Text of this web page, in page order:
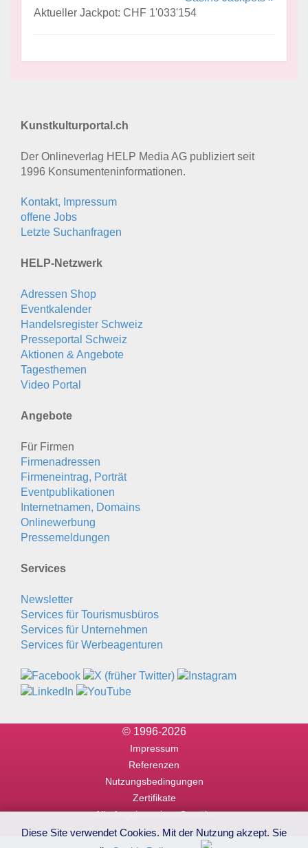
Aktueller Jackpot: CHF 1'033'154
Kunstkulturportal.ch
Der Onlineverlag HELP Media AG publiziert seit
1996 Konsumenten­informationen.
Kontakt, Impressum
offene Jobs
Letzte Suchanfragen
HELP-Netzwerk
Adressen Shop
Eventkalender
Handelsregister Schweiz
Presseportal Schweiz
Aktionen & Angebote
Tagesthemen
Video Portal
Angebote
Für Firmen
Firmenadressen
Firmeneintrag, Porträt
Eventpublikationen
Internetnamen, Domains
Onlinewerbung
Pressemeldungen
Services
Newsletter
Services für Tourismusbüros
Services für Unternehmen
Services für Werbeagenturen
© 1996-2026
Impressum
Referenzen
Nutzungsbedingungen
Zertifikate
Alle Angaben ohne Gewähr
Diese Site verwendet Cookies. Mit der Nutzung akzept. Sie